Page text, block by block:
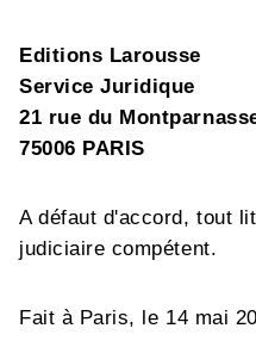
Editions Larousse
Service Juridique
21 rue du
75006 PARIS
Adéfaut d'accord, tout
judiciaire compétent.
Fait à Paris, le 14 mai